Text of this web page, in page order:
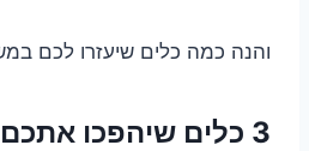
והנה כמה כלים שיעזרו לכם
3 כלים שיהפכו